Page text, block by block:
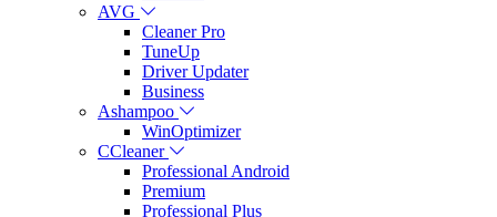
AVG
Cleaner Pro
TuneUp
Driver Updater
Business
Ashampoo
WinOptimizer
CCleaner
Professional Android
Premium
Professional Plus